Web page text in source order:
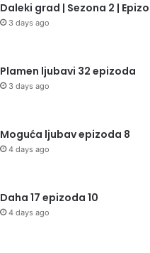
Daleki grad | Sezona 2 |
3 days ago
Plamen ljubavi 32 epizoda
3 days ago
Moguća ljubav epizoda 8
4 days ago
Daha 17 epizoda 10
4 days ago